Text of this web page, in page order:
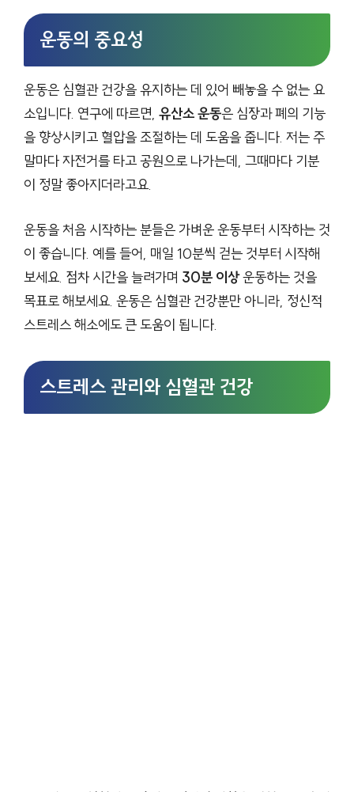
운동의 중요성
운동은 심혈관 건강을 유지하는 데 있어 빼놓을 수 없는 요
소입니다. 연구에 따르면, 유산소 운동은 심장과 폐의 기능
을 향상시키고 혈압을 조절하는 데 도움을 줍니다. 저는 주
말마다 자전거를 타고 공원으로 나가는데, 그때마다 기분
이 정말 좋아지더라고요.
운동을 처음 시작하는 분들은 가벼운 운동부터 시작하는 것
이 좋습니다. 예를 들어, 매일 10분씩 걷는 것부터 시작해
보세요. 점차 시간을 늘려가며 30분 이상운동하는 것을
목표로 해보세요. 운동은 심혈관 건강뿐만 아니라, 정신적
스트레스 해소에도 큰 도움이 됩니다.
스트레스 관리와 심혈관 건강